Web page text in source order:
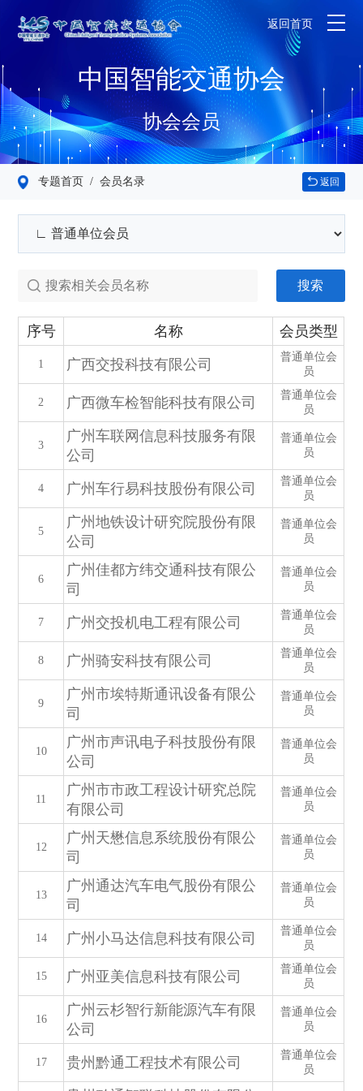
返回首页
中国智能交通协会
协会会员
专题首页 / 会员名录 返回
搜索
序号 名称 会员类型
1 广西交投科技有限公司
普通单位会
员
2 广西微车检智能科技有限公司
普通单位会
员
3
广州车联网信息科技服务有限
公司
普通单位会
员
4 广州车行易科技股份有限公司
普通单位会
员
5
广州地铁设计研究院股份有限
公司
普通单位会
员
6
广州佳都方纬交通科技有限公
司
普通单位会
员
7 广州交投机电工程有限公司
普通单位会
员
8 广州骑安科技有限公司
普通单位会
员
9
广州市埃特斯通讯设备有限公
司
普通单位会
员
10
广州市声讯电子科技股份有限
公司
普通单位会
员
11
广州市市政工程设计研究总院
有限公司
普通单位会
员
12
广州天懋信息系统股份有限公
司
普通单位会
员
13
广州通达汽车电气股份有限公
司
普通单位会
员
14 广州小马达信息科技有限公司
普通单位会
员
15 广州亚美信息科技有限公司
普通单位会
员
16
广州云杉智行新能源汽车有限
公司
普通单位会
员
17 贵州黔通工程技术有限公司
普通单位会
员